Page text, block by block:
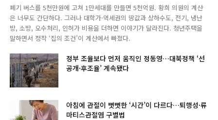
폐기 버스를 5천만원에 고쳐 1만세대를 만들면 5천억원. 황희 의원의 계산
은 너무도 간단하다. 그러나 대학가·역세권의 땅값과 상하수도, 전기, 냉난
방, 소방, 오수처리, 인허가 비용을 더하면 이야기가 달라진다. 청년주택을
말하면서 정작 ‘집의 조건’이 계산에서 빠졌다.
정부 조율보다 먼저 움직인 정동영…대북정책 ‘선
공개·후조율’ 계속됐다
아침에 관절이 뻣뻣한 ‘시간’이 다르다…퇴행성·류
마티스관절염 구별법